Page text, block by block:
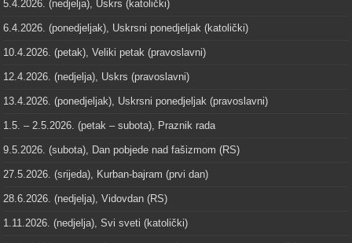
5.4.2026. (nedjelja), Uskrs (katolički)
6.4.2026. (ponedjeljak), Uskrsni ponedjeljak (katolički)
10.4.2026. (petak), Veliki petak (pravoslavni)
12.4.2026. (nedjelja), Uskrs (pravoslavni)
13.4.2026. (ponedjeljak), Uskrsni ponedjeljak (pravoslavni)
1.5. – 2.5.2026. (petak – subota), Praznik rada
9.5.2026. (subota), Dan pobjede nad fašizmom (RS)
27.5.2026. (srijeda), Kurban-bajram (prvi dan)
28.6.2026. (nedjelja), Vidovdan (RS)
1.11.2026. (nedjelja), Svi sveti (katolički)